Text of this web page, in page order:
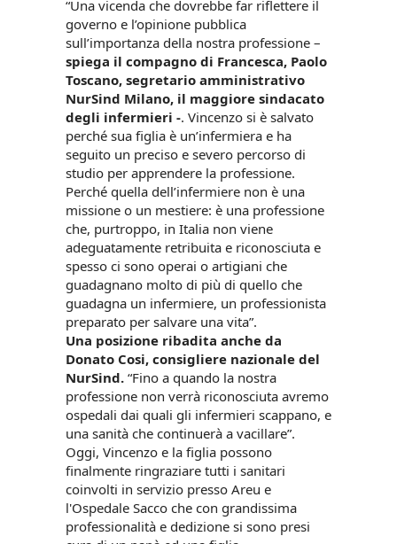
“Una vicenda che dovrebbe far riflettere il
governo e l’opinione pubblica
sull’importanza della nostra professione –
spiega il compagno di Francesca, Paolo
Toscano, segretario amministrativo
NurSind Milano, il maggiore sindacato
degli infermieri -. Vincenzo si è salvato
perché sua figlia è un’infermiera e ha
seguito un preciso e severo percorso di
studio per apprendere la professione.
Perché quella dell’infermiere non è una
missione o un mestiere: è una professione
che, purtroppo, in Italia non viene
adeguatamente retribuita e riconosciuta e
spesso ci sono operai o artigiani che
guadagnano molto di più di quello che
guadagna un infermiere, un professionista
preparato per salvare una vita”.
Una posizione ribadita anche da
Donato Cosi, consigliere nazionale del
NurSind. “Fino a quando la nostra
professione non verrà riconosciuta avremo
ospedali dai quali gli infermieri scappano, e
una sanità che continuerà a vacillare”.
Oggi, Vincenzo e la figlia possono
finalmente ringraziare tutti i sanitari
coinvolti in servizio presso Areu e
l'Ospedale Sacco che con grandissima
professionalità e dedizione si sono presi